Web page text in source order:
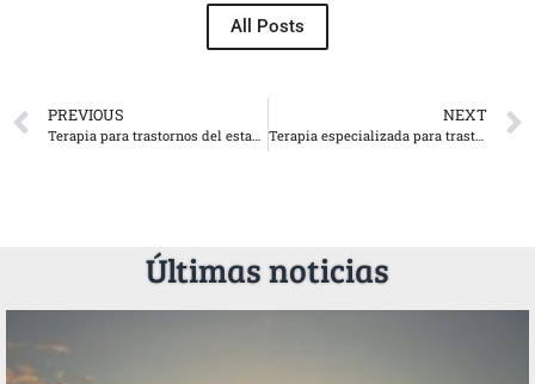
All Posts
PREVIOUS
Terapia para trastornos del estado de ánimo
NEXT
Terapia especializada para trastornos psicóticos
Últimas noticias